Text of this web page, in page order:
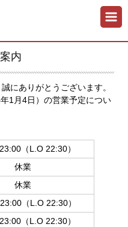
内
にありがとうございます。
1月4日）の営業予定につい
（L.O 22:30）
休業
休業
（L.O 22:30）
（L.O 22:30）